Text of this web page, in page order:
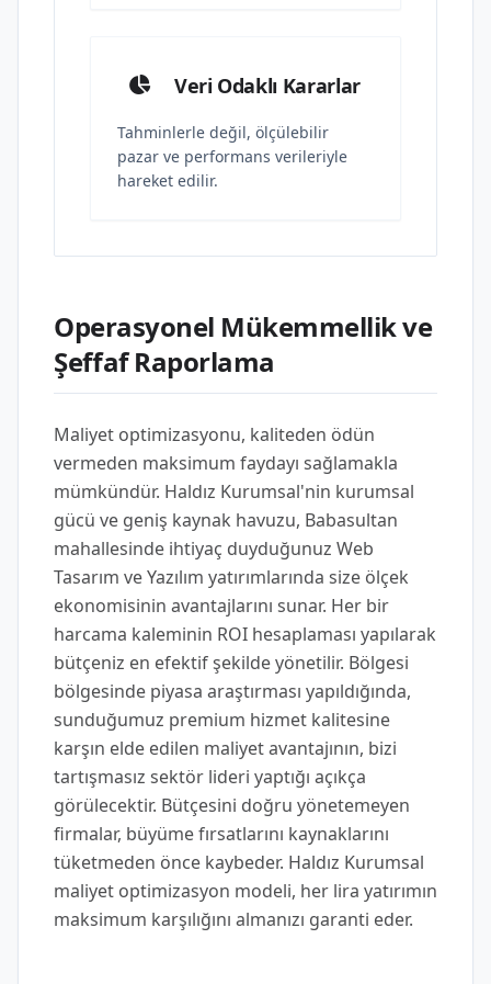
Veri Odaklı Kararlar
Tahminlerle değil, ölçülebilir
pazar ve performans verileriyle
hareket edilir.
Operasyonel Mükemmellik ve
Şeffaf Raporlama
Maliyet optimizasyonu, kaliteden ödün
vermeden maksimum faydayı sağlamakla
mümkündür. Haldız Kurumsal'nin kurumsal
gücü ve geniş kaynak havuzu, Babasultan
mahallesinde ihtiyaç duyduğunuz Web
Tasarım ve Yazılım yatırımlarında size ölçek
ekonomisinin avantajlarını sunar. Her bir
harcama kaleminin ROI hesaplaması yapılarak
bütçeniz en efektif şekilde yönetilir. Bölgesi
bölgesinde piyasa araştırması yapıldığında,
sunduğumuz premium hizmet kalitesine
karşın elde edilen maliyet avantajının, bizi
tartışmasız sektör lideri yaptığı açıkça
görülecektir. Bütçesini doğru yönetemeyen
firmalar, büyüme fırsatlarını kaynaklarını
tüketmeden önce kaybeder. Haldız Kurumsal
maliyet optimizasyon modeli, her lira yatırımın
maksimum karşılığını almanızı garanti eder.